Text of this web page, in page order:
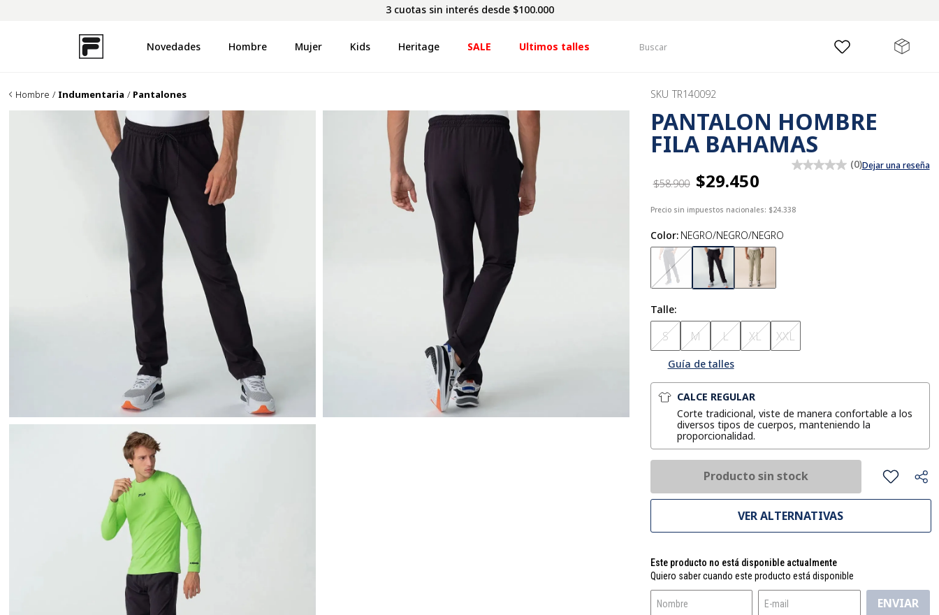
3 cuotas sin interés desde $100.000
Novedades Hombre Mujer Kids Heritage SALE Ultimos talles
Hombre Indumentaria Pantalones SKU TR140092
PANTALON HOMBRE
FILA BAHAMAS
(0)Dejar una reseña
$58.900 $29.450
Precio sin impuestos nacionales: $24.338
Color: NEGRO/NEGRO/NEGRO
Talle
L
M
S XL XXL
Guía de talles
CALCE REGULAR
Corte tradicional, viste de manera confortable a los
diversos tipos de cuerpos, manteniendo la
proporcionalidad.
Producto sin stock
VER ALTERNATIVAS
Este producto no está disponible actualmente
Quiero saber cuando este producto está disponible
ENVIAR
2.
campera